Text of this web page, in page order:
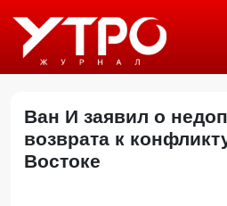
Ван И заявил о
возврата к
Востоке